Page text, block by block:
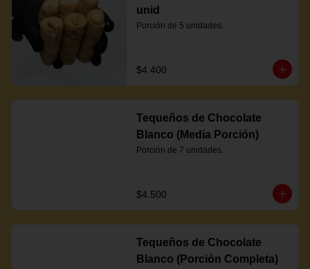
unid
Porción de 5 unidades.
$4.400
Tequeños de Chocolate
Blanco (Media Porción)
Porción de 7 unidades.
$4.500
Tequeños de Chocolate
Blanco (Porción Completa)